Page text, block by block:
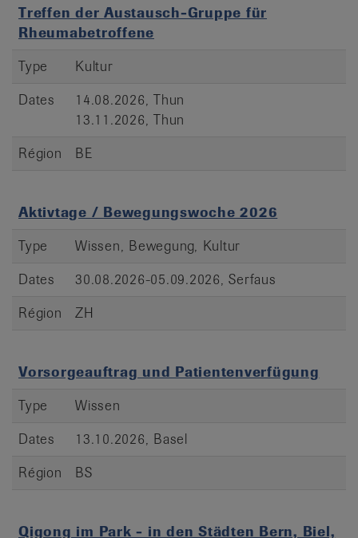
Treffen der Austausch-Gruppe für
Rheumabetroffene
Type
Kultur
Dates
14.08.2026, Thun
13.11.2026, Thun
Région
BE
Aktivtage / Bewegungswoche 2026
Type
Wissen, Bewegung, Kultur
Dates
30.08.2026-05.09.2026, Serfaus
Région
ZH
Vorsorgeauftrag und Patientenverfügung
Type
Wissen
Dates
13.10.2026, Basel
Région
BS
Qigong im Park - in den Städten Bern, Biel,